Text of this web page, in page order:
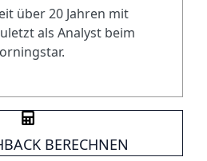
über 20 Jahren mit
als Analyst beim
BERECHNEN